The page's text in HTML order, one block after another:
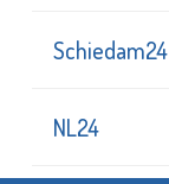
Schiedam24
NL24